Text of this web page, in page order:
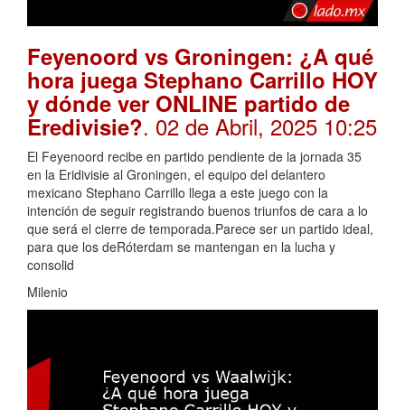
Feyenoord vs Groningen: ¿A qué
hora juega Stephano Carrillo HOY
y dónde ver ONLINE partido de
Eredivisie?. 02 de Abril, 2025 10:25
El Feyenoord recibe en partido pendiente de la jornada 35
en la Eridivisie al Groningen, el equipo del delantero
mexicano Stephano Carrillo llega a este juego con la
intención de seguir registrando buenos triunfos de cara a lo
que será el cierre de temporada.Parece ser un partido ideal,
para que los deRóterdam se mantengan en la lucha y
consolid
Milenio